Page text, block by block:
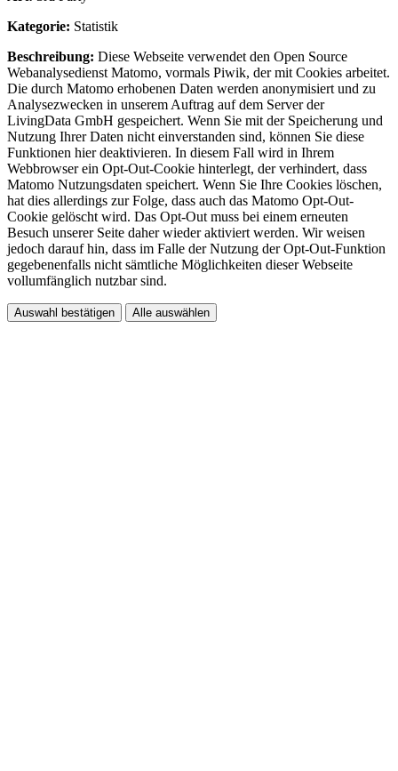
Kategorie: Statistik
Beschreibung: Diese Webseite verwendet den Open Source
Webanalysedienst Matomo, vormals Piwik, der mit Cookies arbeitet.
Die durch Matomo erhobenen Daten werden anonymisiert und zu
Analysezwecken in unserem Auftrag auf dem Server der
LivingData GmbH gespeichert. Wenn Sie mit der Speicherung und
Nutzung Ihrer Daten nicht einverstanden sind, können Sie diese
Funktionen hier deaktivieren. In diesem Fall wird in Ihrem
Webbrowser ein Opt-Out-Cookie hinterlegt, der verhindert, dass
Matomo Nutzungsdaten speichert. Wenn Sie Ihre Cookies löschen,
hat dies allerdings zur Folge, dass auch das Matomo Opt-Out-
Cookie gelöscht wird. Das Opt-Out muss bei einem erneuten
Besuch unserer Seite daher wieder aktiviert werden. Wir weisen
jedoch darauf hin, dass im Falle der Nutzung der Opt-Out-Funktion
gegebenenfalls nicht sämtliche Möglichkeiten dieser Webseite
vollumfänglich nutzbar sind.
Auswahl bestätigen Alle auswählen